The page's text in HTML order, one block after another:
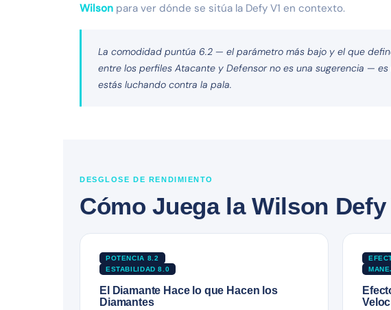
Wilson para ver dónde se sitúa la Defy V1 en contexto.
La comodidad puntúa 6.2 — el parámetro más bajo y el que
entre los perfiles Atacante y Defensor no es una sugerencia —
estás luchando contra la pala.
DESGLOSE DE RENDIMIENTO
Cómo Juega la Wilson Defy
POTENCIA 8.2
ESTABILIDAD 8.0
El Diamante Hace lo que Hacen los
Diamantes